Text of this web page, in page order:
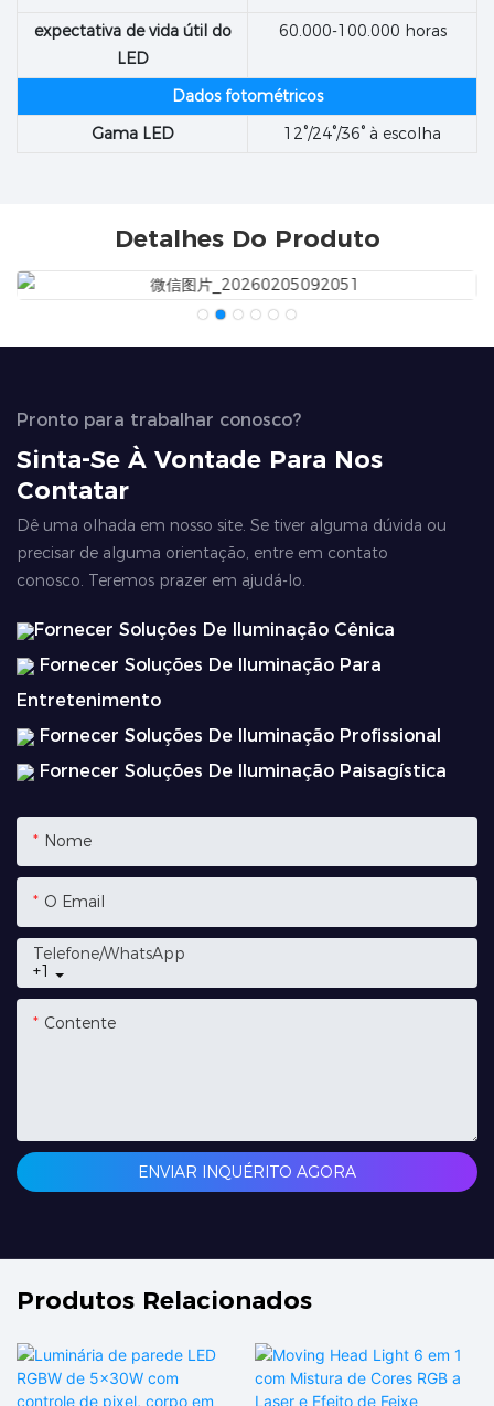
expectativa de vida útil do
LED
60.000-100.000 horas
Dados fotométricos
Gama LED
12°/24°/36° à escolha
Detalhes Do Produto
Pronto para trabalhar conosco?
Sinta-Se À Vontade Para Nos
Contatar
Dê uma olhada em nosso site. Se tiver alguma dúvida ou
precisar de alguma orientação, entre em contato
conosco. Teremos prazer em ajudá-lo.
Fornecer Soluções De Iluminação Cênica
Fornecer Soluções De Iluminação Para
Entretenimento
Fornecer Soluções De Iluminação Profissional
Fornecer Soluções De Iluminação Paisagística
Nome
O Email
+1
Telefone/whatsApp
Contente
ENVIAR INQUÉRITO AGORA
Produtos Relacionados